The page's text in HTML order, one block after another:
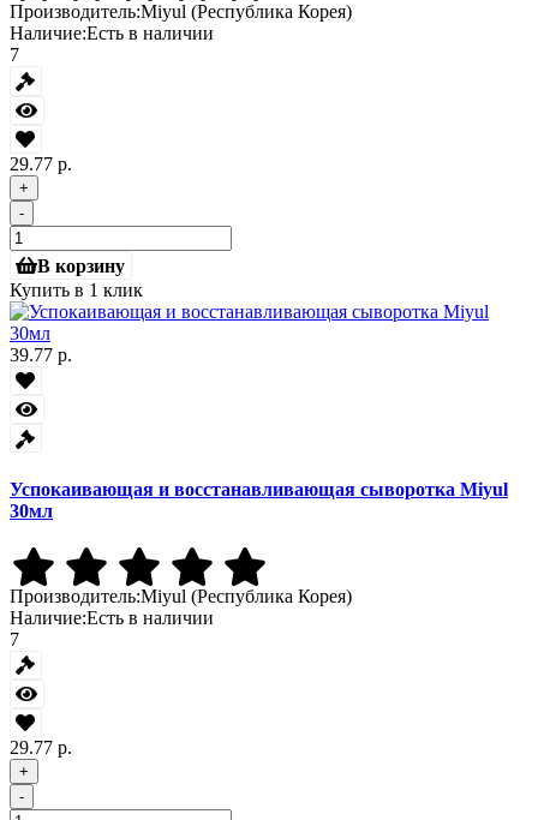
Производитель:Miyul (Республика Корея)
Наличие:Есть в наличии
7
29.77 р.
+
-
В корзину
Купить в 1 клик
39.77 р.
Успокаивающая и восстанавливающая сыворотка Miyul
30мл
Производитель:Miyul (Республика Корея)
Наличие:Есть в наличии
7
29.77 р.
+
-